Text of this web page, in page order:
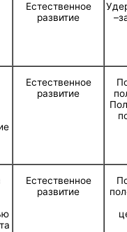
Естественное
развитие
Естественное
развитие
Естественное
развитие